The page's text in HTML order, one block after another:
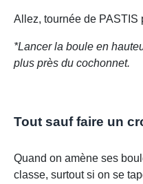
Allez, tournée de PASTIS
*Lancer la boule en
plus près du cochonnet.
Tout sauf faire un
Quand on amène ses
classe, surtout si on se